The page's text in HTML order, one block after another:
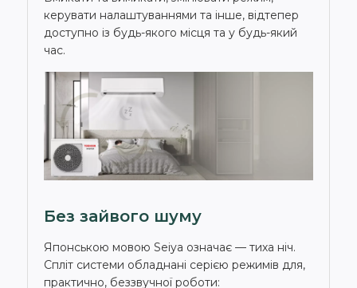
керувати налаштуваннями та інше, відтепер
доступно із будь-якого місця та у будь-який
час.
Без зайвого шуму
Японською мовою Seiya означає — тиха ніч.
Спліт системи обладнані серією режимів для,
практично, беззвучної роботи: